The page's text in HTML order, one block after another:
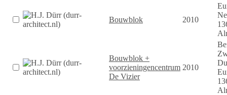
Bouwblok 2010
Bouwblok +
voorzieningencentrum
De Vizier
2010